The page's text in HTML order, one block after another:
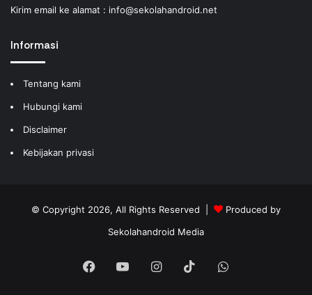
Kirim email ke alamat : info@sekolahandroid.net
Informasi
Tentang kami
Hubungi kami
Disclaimer
Kebijakan privasi
© Copyright 2026, All Rights Reserved |
Produced by
Sekolahandroid Media
FacebookYouTubeInstagram
TikTokWhatsApp